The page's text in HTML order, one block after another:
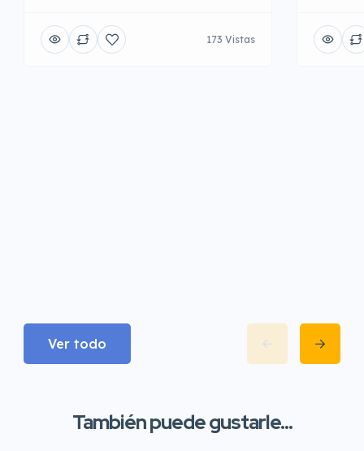
173 Vistas
Ver todo
También puede gustarle...